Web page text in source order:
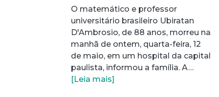
O matemático e professor
universitário brasileiro Ubiratan
D'Ambrosio, de 88 anos, morreu na
manhã de ontem, quarta-feira, 12
de maio, em um hospital da capital
paulista, informou a família. A…
[Leia mais]